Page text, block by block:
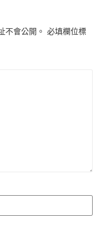
不會公開。 必填欄位標